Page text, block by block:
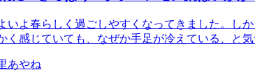
いよ春らしく過ごしやすくなってきました。し
く感じていても、なぜか手足が冷えている、
あやね